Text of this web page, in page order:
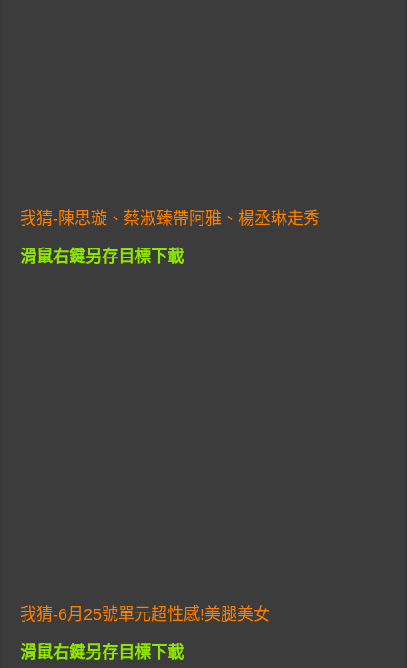
我猜-陳思璇、蔡淑臻帶阿雅、楊丞琳走秀
滑鼠右鍵另存目標下載
我猜-6月25號單元超性感!美腿美女
滑鼠右鍵另存目標下載